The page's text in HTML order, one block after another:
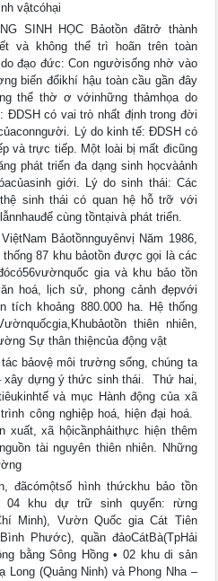
vậtcóhại
SINH HỌC Bảotồn đãtrở thành
và không thể trì hoãn trên toàn
đạo đức: Con ngườisống nhờ vào
biến đổikhí hậu toàn cầu gần đây
thể thờ ơ vớinhững thảmhọa do
ĐDSH có vai trò nhất định trong đời
Lý do kinh tế: ĐDSH có
và trực tiếp. Một loài bị mất đicũng
phát triển đa dạng sinh họcvàảnh
giới. Lý do sinh thái: Các
sinh thái có quan hệ hỗ trỡ với
cùng tồntạivà phát triển.
Bảotồnnguyênvị Năm 1986,
87 khu bảotồn được gọi là các
gia và khu bảo tồn
hoá, lịch sử, phong cảnh đẹpvới
tích khoảng 880.000 ha. Hệ thống
thiên nhiên,
Sự thân thiệncủa động vật
tác bảovệ môi trường sống, chúng ta
dựng ý thức sinh thái.  Thứ hai,
và mục Hành động của xã
công nghiệp hoá, hiện đại hoá. 
xuất, xã hộicầnphảithực hiện thêm
tài nguyên thiên nhiên. Những
đãcómộtsố hình thứckhu bảo tồn
04 khu dự trữ sinh quyển: rừng
Minh), Vườn Quốc gia Cát Tiên
Phước), quần đảoCátBà(TpHải
bằng Sông Hồng • 02 khu di sản
Long (Quảng Ninh) và Phong Nha –